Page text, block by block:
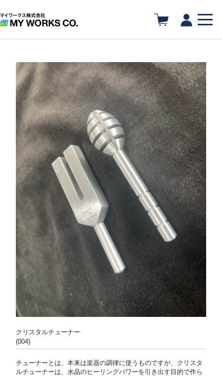
クリスタルチューナー
(004)
チューナーとは、本来は楽器の調律に使うものですが、クリスタ
ルチューナーは、水晶のヒーリングパワーを引き出す目的で作ら